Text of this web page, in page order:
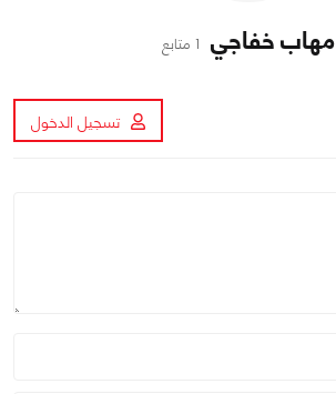
مهاب خفاجي 1 متابع
تسجيل الدخول